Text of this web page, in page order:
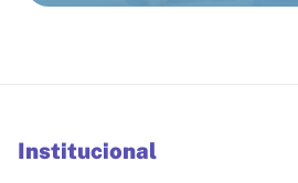
Institucional